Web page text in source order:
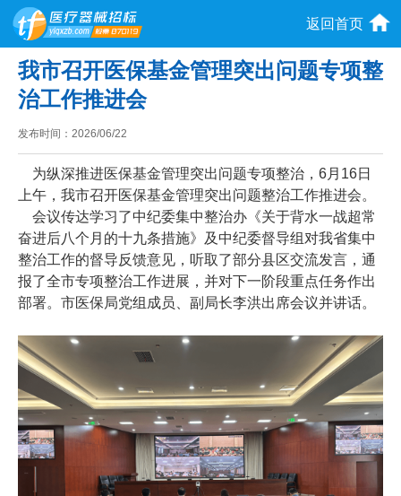
返回首页
我市召开医保基金管理突出问题专项整
治工作推进会
发布时间： 2026/06/22
为纵深推进医保基金管理突出问题专项整治，6月16日
上午，我市召开医保基金管理突出问题整治工作推进会。
会议传达学习了中纪委集中整治办《关于背水一战超常
奋进后八个月的十九条措施》及中纪委督导组对我省集中
整治工作的督导反馈意见，听取了部分县区交流发言，通
报了全市专项整治工作进展，并对下一阶段重点任务作出
部署。市医保局党组成员、副局长李洪出席会议并讲话。